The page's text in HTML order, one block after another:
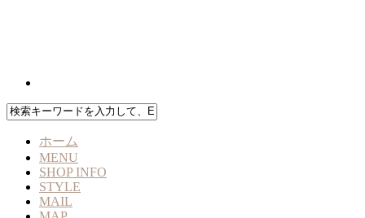
ホーム
MENU
SHOP INFO
STYLE
MAIL